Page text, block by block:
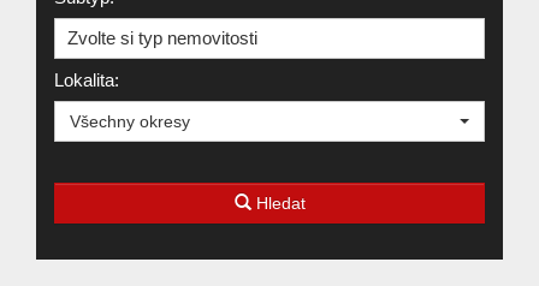
Zvolte si typ nemovitosti
Lokalita:
Všechny okresy
Hledat